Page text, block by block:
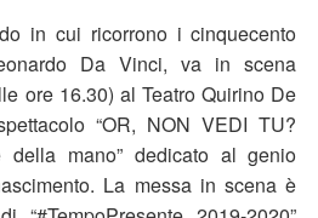
in cui ricorrono i cinquecento
Da Vinci, va in scena
ore 16.30) al Teatro Quirino De
“OR, NON VEDI TU?
della mano” dedicato al genio
La messa in scena è